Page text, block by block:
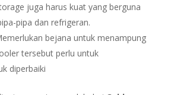
juga harus kuat yang berguna
pipa dan refrigeran.
bejana untuk menampung
tersebut perlu untuk
diperbaiki